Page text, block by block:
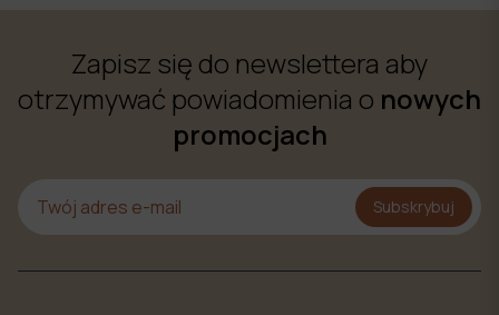
Zapisz się do newslettera aby
otrzymywać powiadomienia o nowych
promocjach
Subskrybuj